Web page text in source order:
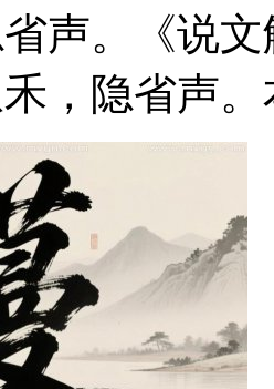
声。《说
，隐省声